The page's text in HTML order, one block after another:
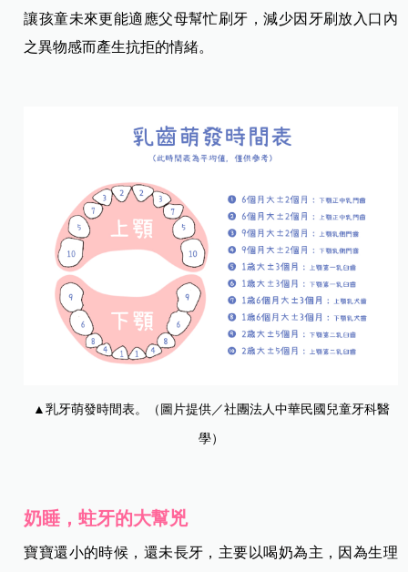
讓孩童未來更能適應父母幫忙刷牙，減少因牙刷放入口內
之異物感而產生抗拒的情緒。
▲乳牙萌發時間表。（圖片提供／社團法人中華民國兒童牙科醫
學）
奶睡，蛀牙的大幫兇
寶寶還小的時候，還未長牙，主要以喝奶為主，因為生理